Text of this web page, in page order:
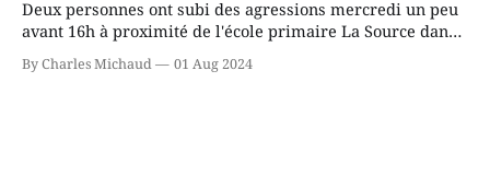
Deux personnes ont subi des agressions mercredi un peu
avant 16h à proximité de l'école primaire La Source dans
victimes aurait été écrasée sous un véhicule et aspergée
By Charles Michaud 01 Aug 2024